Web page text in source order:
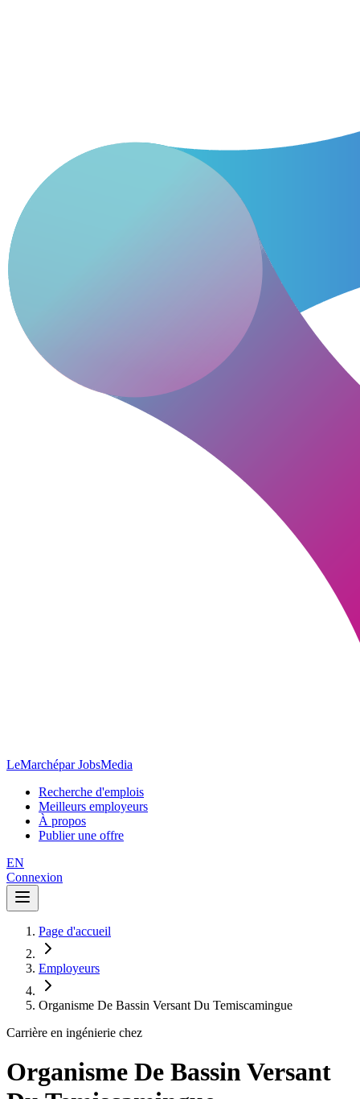
LeMarchépar JobsMedia
Recherche d'emplois
Meilleurs employeurs
À propos
Publier une offre
EN
Connexion
Page d'accueil
Employeurs
Organisme De Bassin Versant Du Temiscamingue
Carrière en ingénierie chez
Organisme De Bassin Versant